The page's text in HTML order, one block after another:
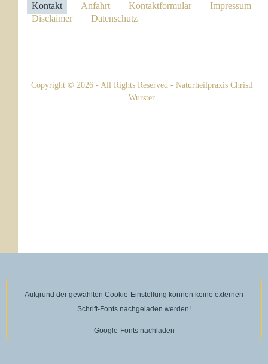
Kontakt Anfahrt Kontaktformular
Impressum
Disclaimer
Datenschutz
Copyright © 2026 - All Rights Reserved - Naturheilpraxis Christl
Wurster
Aufgrund der gewählten Cookie-Einstellung können keine externen
Schrift-Fonts nachgeladen werden!
Google-Fonts nachladen